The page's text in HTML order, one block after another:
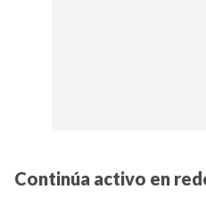
Continúa activo en